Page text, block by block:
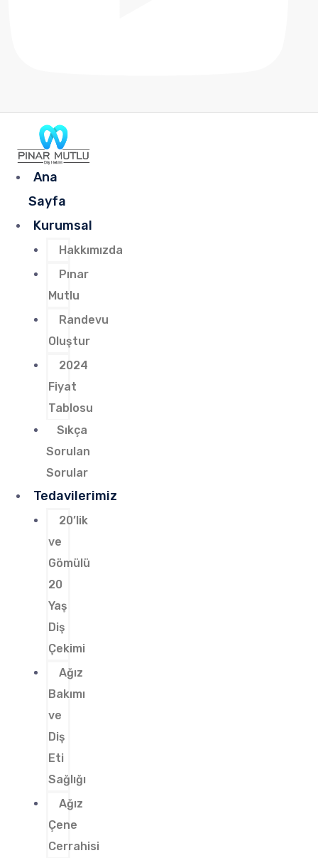
Ana
Sayfa
Kurumsal
Hakkımızda
Pınar
Mutlu
Randevu
Oluştur
2024
Fiyat
Tablosu
Sıkça
Sorulan
Sorular
Tedavilerimiz
20’lik
ve
Gömülü
20
Yaş
Diş
Çekimi
Ağız
Bakımı
ve
Diş
Eti
Sağlığı
Ağız
Çene
Cerrahisi